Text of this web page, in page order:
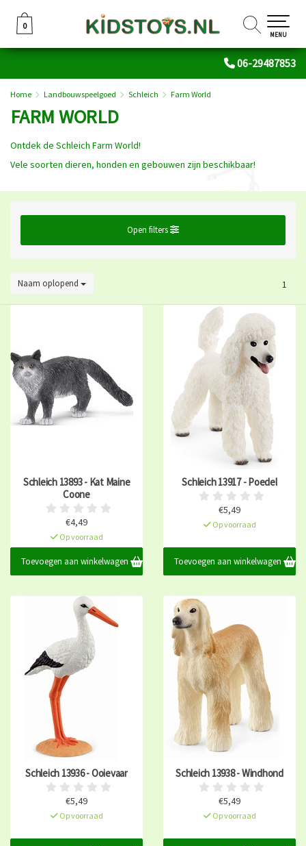
06-29487853
0
0
MENU
Home Landbouwspeelgoed Schleich Farm World
FARM WORLD
Ontdek de Schleich Farm World!
Vele soorten dieren, honden en gebouwen zijn beschikbaar!
Open filters
Naam oplopend 1
Schleich 13893 - Kat Maine
Coone
€4,49
Op voorraad
Toevoegen aan winkelwagen
Schleich 13917 - Poedel
€5,49
Op voorraad
Toevoegen aan winkelwagen
Schleich 13936 - Ooievaar
€5,49
Op voorraad
Schleich 13938 - Windhond
€5,49
Op voorraad